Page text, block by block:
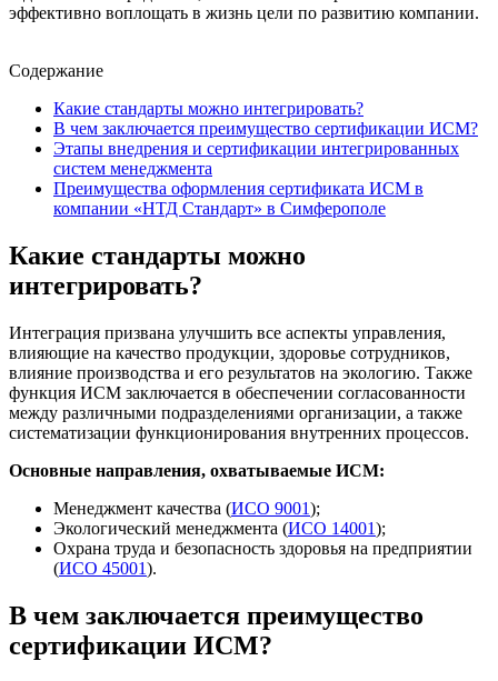
эффективно воплощать в жизнь цели по развитию компании.
Содержание
Какие стандарты можно интегрировать?
В чем заключается преимущество сертификации ИСМ?
Этапы внедрения и сертификации интегрированных
систем менеджмента
Преимущества оформления сертификата ИСМ в
компании «НТД Стандарт» в Симферополе
Какие стандарты можно
интегрировать?
Интеграция призвана улучшить все аспекты управления,
влияющие на качество продукции, здоровье сотрудников,
влияние производства и его результатов на экологию. Также
функция ИСМ заключается в обеспечении согласованности
между различными подразделениями организации, а также
систематизации функционирования внутренних процессов.
Основные направления, охватываемые ИСМ:
Менеджмент качества (ИСО 9001);
Экологический менеджмента (ИСО 14001);
Охрана труда и безопасность здоровья на предприятии
(ИСО 45001).
В чем заключается преимущество
сертификации ИСМ?